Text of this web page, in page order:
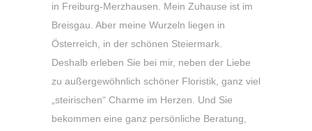
in Freiburg-Merzhausen. Mein Zuhause ist im
Breisgau. Aber meine Wurzeln liegen in
Österreich, in der schönen Steiermark.
Deshalb erleben Sie bei mir, neben der Liebe
zu außergewöhnlich schöner Floristik, ganz viel
„steirischen“ Charme im Herzen. Und Sie
bekommen eine ganz persönliche Beratung,